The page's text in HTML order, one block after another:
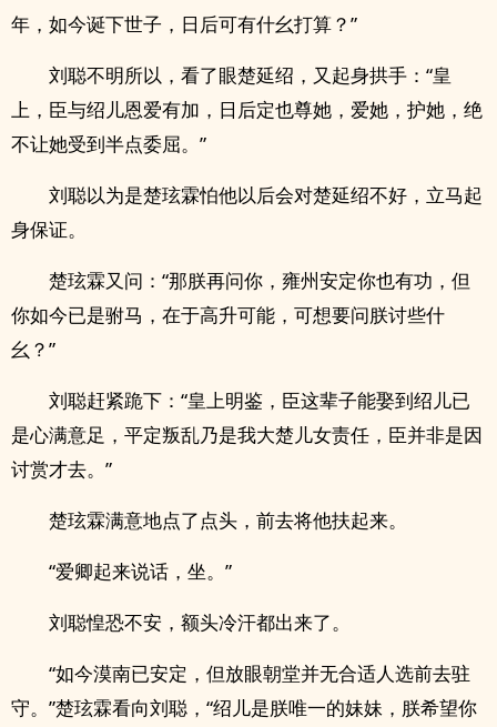
年，如今诞下世子，日后可有什幺打算？”
刘聪不明所以，看了眼楚延绍，又起身拱手：“皇
上，臣与绍儿恩爱有加，日后定也尊她，爱她，护她，绝
不让她受到半点委屈。”
刘聪以为是楚玹霖怕他以后会对楚延绍不好，立马起
身保证。
楚玹霖又问：“那朕再问你，雍州安定你也有功，但
你如今已是驸马，在于高升可能，可想要问朕讨些什
幺？”
刘聪赶紧跪下：“皇上明鉴，臣这辈子能娶到绍儿已
是心满意足，平定叛乱乃是我大楚儿女责任，臣并非是因
讨赏才去。”
楚玹霖满意地点了点头，前去将他扶起来。
“爱卿起来说话，坐。”
刘聪惶恐不安，额头冷汗都出来了。
“如今漠南已安定，但放眼朝堂并无合适人选前去驻
守。”楚玹霖看向刘聪，“绍儿是朕唯一的妹妹，朕希望你